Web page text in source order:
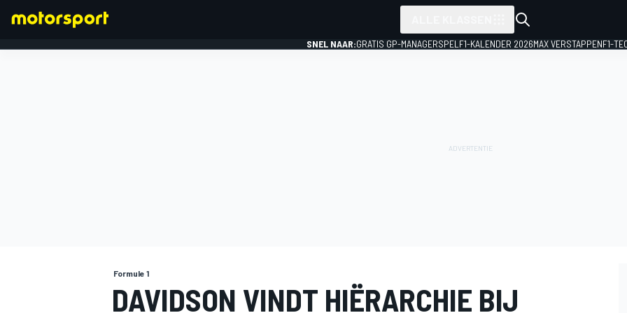
SNEL NAAR:GRATIS GP-MANAGERSPEL F1-KALENDER 2026MAX VERSTAPPENF1-
Formule 1
DAVIDSON VINDT HIËRARCHIE BIJ